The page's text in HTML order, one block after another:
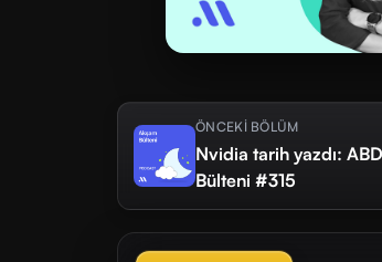
ÖNCEKİ BÖLÜM
Nvidia tarih yazdı:
Bülteni #315